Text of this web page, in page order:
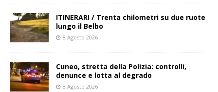
ITINERARI / Trenta chilometri su due ruote
lungo il Belbo
8 Agosto 2026
Cuneo, stretta della Polizia: controlli,
denunce e lotta al degrado
8 Agosto 2026